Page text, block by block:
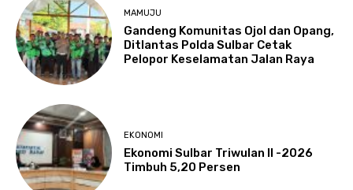
MAMUJU
Gandeng Komunitas Ojol dan Opang,
Ditlantas Polda Sulbar Cetak
Pelopor Keselamatan Jalan Raya
EKONOMI
Ekonomi Sulbar Triwulan II -2026
Timbuh 5,20 Persen